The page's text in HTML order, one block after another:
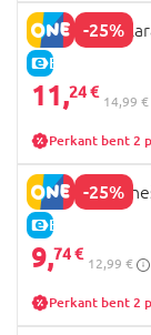
-25%
E-KAINA
NAME IT
11,24 €
14,99 €
Perkant bent 2
-25%
E-KAINA
NAME IT
9,74 €
12,99 €
Perkant bent 2